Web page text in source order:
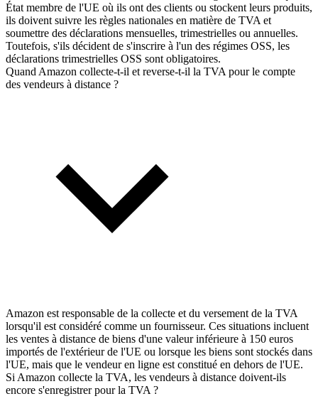
État membre de l'UE où ils ont des clients ou stockent leurs produits,
ils doivent suivre les règles nationales en matière de TVA et
soumettre des déclarations mensuelles, trimestrielles ou annuelles.
Toutefois, s'ils décident de s'inscrire à l'un des régimes OSS, les
déclarations trimestrielles OSS sont obligatoires.
Quand Amazon collecte-t-il et reverse-t-il la TVA pour le compte
des vendeurs à distance ?
Amazon est responsable de la collecte et du versement de la TVA
lorsqu'il est considéré comme un fournisseur. Ces situations incluent
les ventes à distance de biens d'une valeur inférieure à 150 euros
importés de l'extérieur de l'UE ou lorsque les biens sont stockés dans
l'UE, mais que le vendeur en ligne est constitué en dehors de l'UE.
Si Amazon collecte la TVA, les vendeurs à distance doivent-ils
encore s'enregistrer pour la TVA ?